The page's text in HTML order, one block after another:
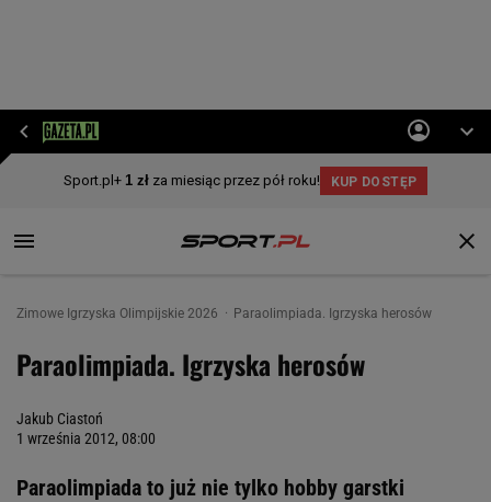
Zimowe Igrzyska Olimpijskie 2026 Paraolimpiada. Igrzyska herosów
Paraolimpiada. Igrzyska herosów
Jakub Ciastoń
1 września 2012, 08:00
Paraolimpiada to już nie tylko hobby garstki